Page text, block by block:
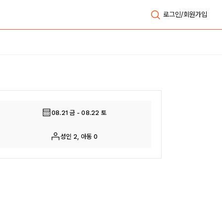
로그인/회원가입
08.21 금 - 08.22 토
성인 2, 아동 0